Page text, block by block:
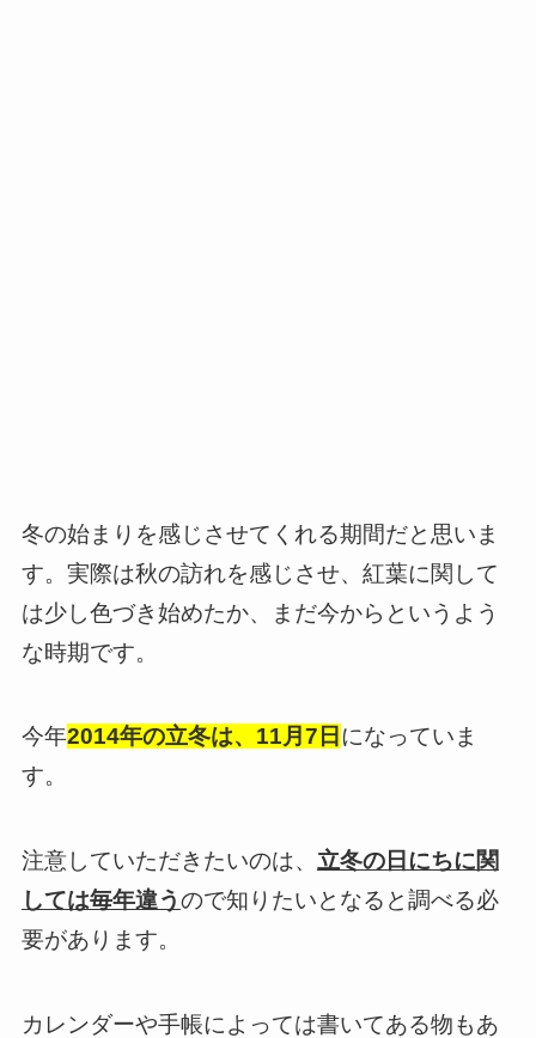
冬の始まりを感じさせてくれる期間だと思いま
す。実際は秋の訪れを感じさせ、紅葉に関して
は少し色づき始めたか、まだ今からというよう
な時期です。
今年2014年の立冬は、11月7日 になっていま
す。
注意していただきたいのは、 立冬の日にちに関
しては毎年違うので知りたいとなると調べる必
要があります。
カレンダーや手帳によっては書いてある物もあ